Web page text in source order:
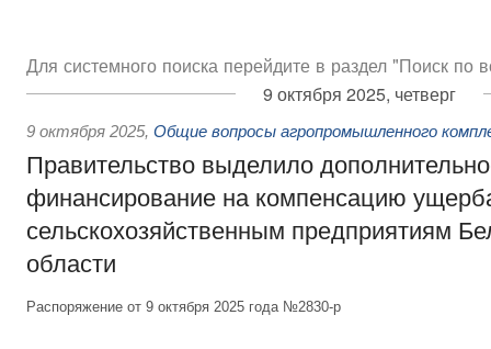
Для системного поиска перейдите в раздел "Поиск по
9 октября 2025, четверг
9 октября 2025, Общие вопросы агропромышленного
Правительство выделило
финансирование на компенсацию
сельскохозяйственным предприятиям
области
Распоряжение от 9 октября 2025 года №2830-р